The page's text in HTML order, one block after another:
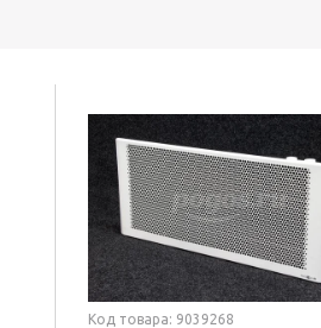
Код товара: 9039268